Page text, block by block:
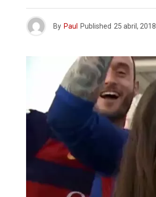
By Paul Published 25 abril, 2018